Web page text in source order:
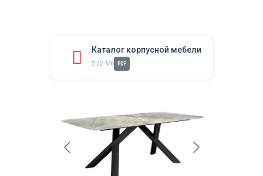
Каталог корпусной мебели
22 Мб PDF